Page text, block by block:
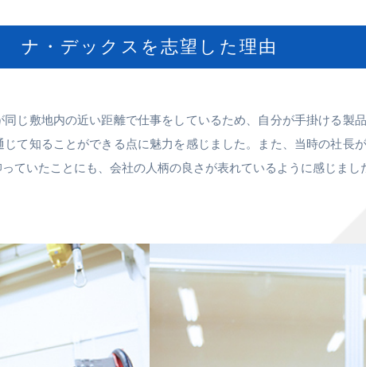
ナ・デックスを志望した理由
じ敷地内の近い距離で仕事をしているため、自分が手掛ける製
て知ることができる点に魅力を感じました。また、当時の社長
ていたことにも、会社の人柄の良さが表れているように感じまし